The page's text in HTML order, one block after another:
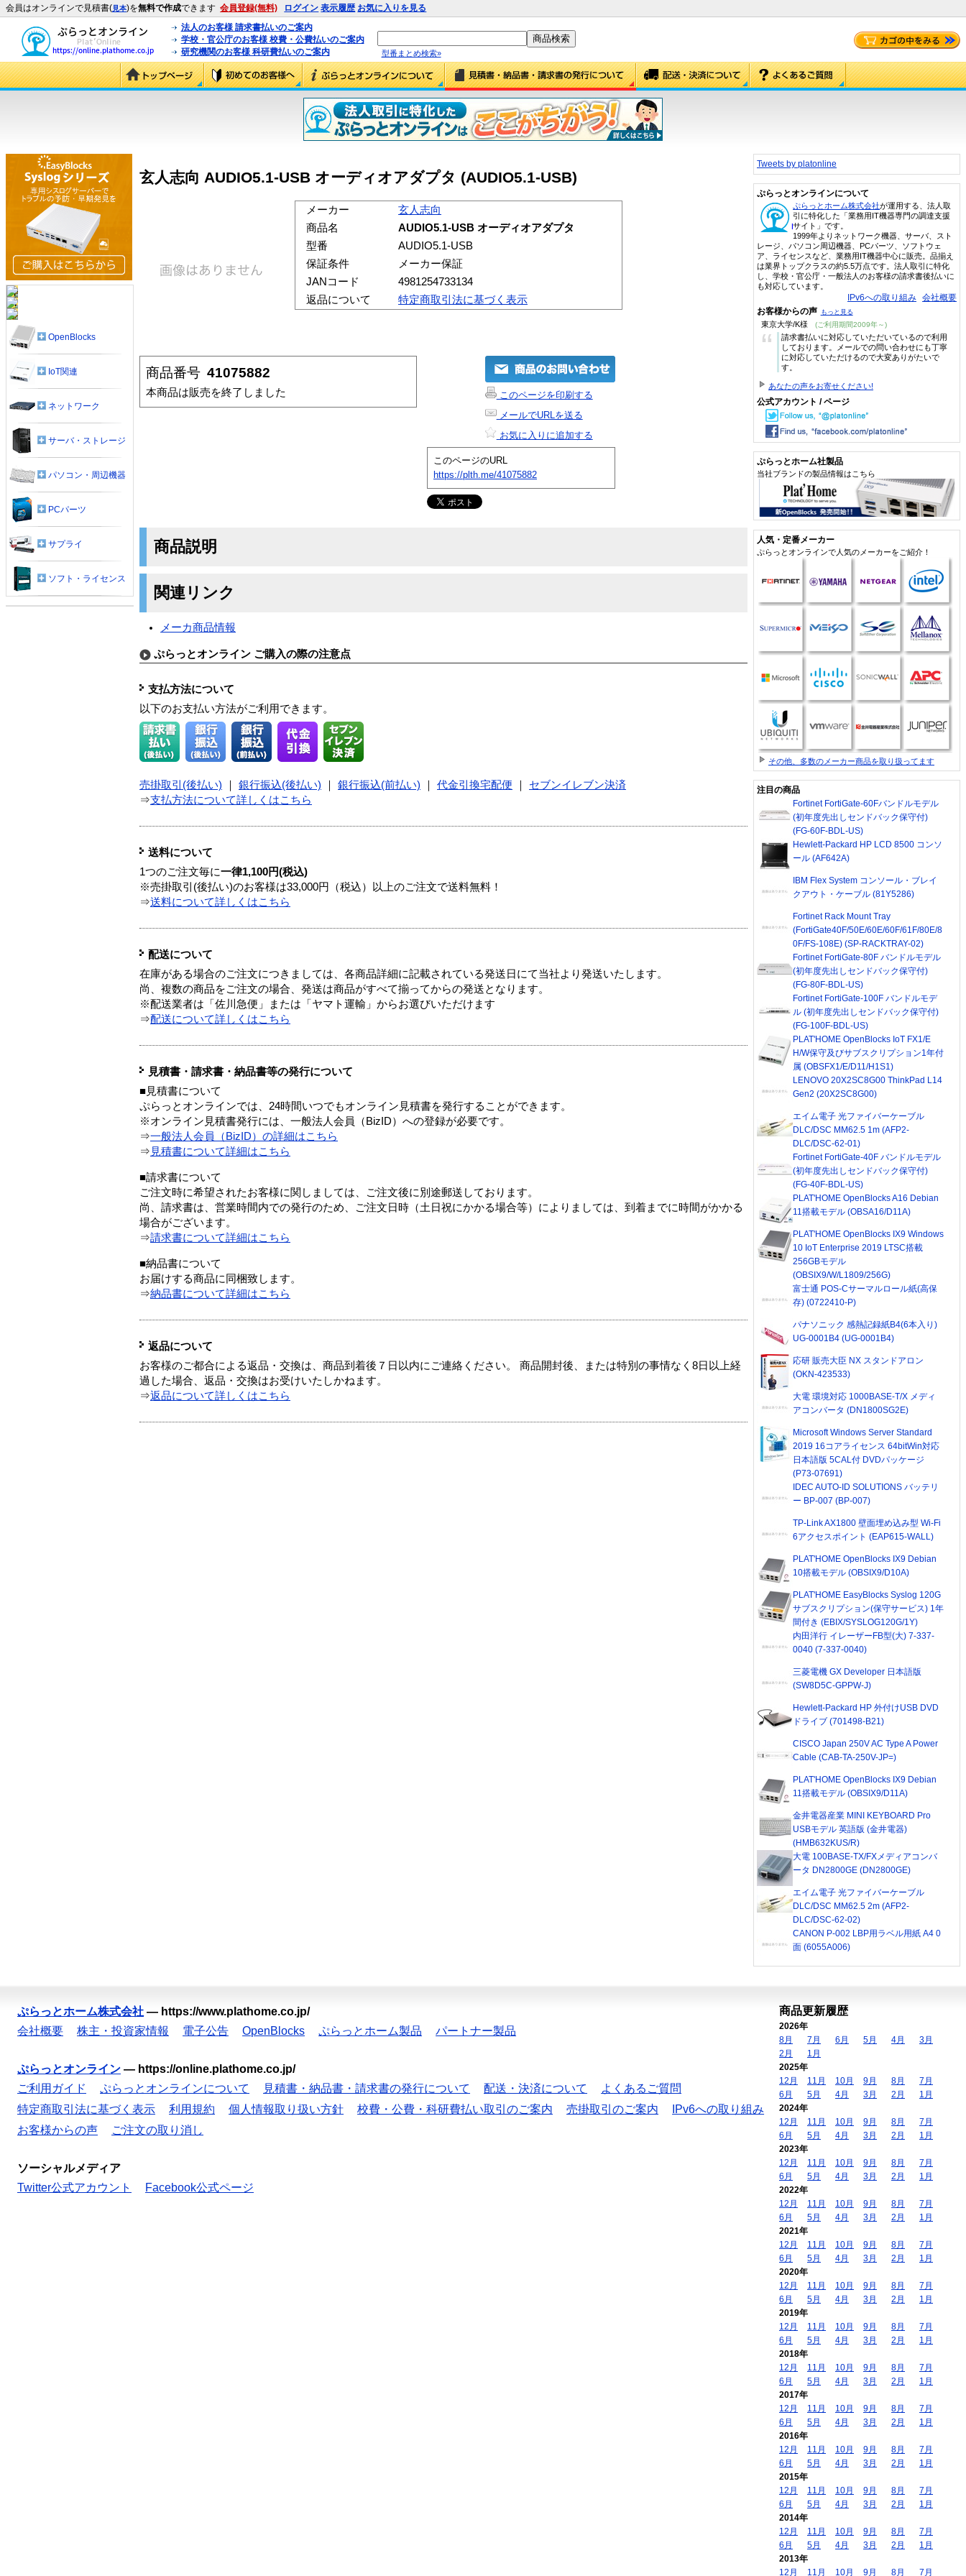
会員はオンラインで見積書(見本)を無料で作成できます 会員登録(無料) ログイン 表示履歴 お気に入りを見る
法人のお客様 請求書払いのご案内
学校・官公庁のお客様 校費・公費払いのご案内
研究機関のお客様 科研費払いのご案内
型番まとめ検索»
玄人志向 AUDIO5.1-USB オーディオアダプタ (AUDIO5.1-USB)
メーカー
玄人志向
商品名
AUDIO5.1-USB オーディオアダプタ
型番
AUDIO5.1-USB
保証条件
メーカー保証
JANコード
4981254733134
返品について
特定商取引法に基づく表示
商品番号 41075882
本商品は販売を終了しました
このページを印刷する
メールでURLを送る
お気に入りに追加する
このページのURL
https://plth.me/41075882
商品説明
関連リンク
メーカ商品情報
ぷらっとオンライン ご購入の際の注意点
支払方法について
以下のお支払い方法がご利用できます。
売掛取引(後払い) 銀行振込(後払い) 銀行振込(前払い) 代金引換宅配便
セブンイレブン決済
⇒支払方法について詳しくはこちら
送料について
1つのご注文毎に一律1,100円(税込)
※売掛取引(後払い)のお客様は33,000円（税込）以上のご注文で送料無料！
⇒送料について詳しくはこちら
配送について
在庫がある場合のご注文につきましては、各商品詳細に記載されている発送日にて当社より発送いたします。
尚、複数の商品をご注文の場合、発送は商品がすべて揃ってからの発送となります。
※配送業者は「佐川急便」または「ヤマト運輸」からお選びいただけます
⇒配送について詳しくはこちら
見積書・請求書・納品書等の発行について
■見積書について
ぷらっとオンラインでは、24時間いつでもオンライン見積書を発行することができます。
※オンライン見積書発行には、一般法人会員（BizID）への登録が必要です。
⇒一般法人会員（BizID）の詳細はこちら
⇒ 見積書について詳細はこちら
■請求書について
ご注文時に希望されたお客様に関しましては、ご注文後に別途郵送しております。
尚、請求書は、営業時間内での発行のため、ご注文日時（土日祝にかかる場合等）によりましては、到着までに時間がかかる
場合がございます。
⇒請求書について詳細はこちら
■納品書について
お届けする商品に同梱致します。
⇒納品書について詳細はこちら
返品について
お客様のご都合による返品・交換は、商品到着後７日以内にご連絡ください。 商品開封後、または特別の事情なく8日以上経
過した場合、返品・交換はお受けいたしかねます。
⇒返品について詳しくはこちら
OpenBlocks
IoT関連
ネットワーク
サーバ・ストレージ
パソコン・周辺機器
PCパーツ
サプライ
ソフト・ライセンス
Tweets by platonline
ぷらっとオンラインについて
ぷらっとホーム株式会社が運用する、法人取
引に特化した「業務用IT機器専門の調達支援
サイト」です。
1999年よりネットワーク機器、サーバ、スト
レージ、パソコン周辺機器、PCパーツ、ソフトウェ
ア、ライセンスなど、業務用IT機器中心に販売。品揃え
は業界トップクラスの約5.5万点です。法人取引に特化
し、学校・官公庁・一般法人のお客様の請求書後払いに
も対応しています。
IPv6への取り組み 会社概要
お客様からの声 もっと見る
東京大学/K様 (ご利用期間2009年～)
“
請求書払いに対応していただいているので利用
しております。メールでの問い合わせにも丁寧
に対応していただけるので大変ありがたいで
す。
あなたの声をお寄せください!
公式アカウント / ページ
ぷらっとホーム社製品
当社ブランドの製品情報はこちら
人気・定番メーカー
ぷらっとオンラインで人気のメーカーをご紹介！
その他、多数のメーカー商品を取り扱ってます
注目の商品
Fortinet FortiGate-60Fバンドルモデル
(初年度先出しセンドバック保守付)
(FG-60F-BDL-US)
Hewlett-Packard HP LCD 8500 コンソ
ール (AF642A)
IBM Flex System コンソール・ブレイ
クアウト・ケーブル (81Y5286)
Fortinet Rack Mount Tray
(FortiGate40F/50E/60E/60F/61F/80E/8
0F/FS-108E) (SP-RACKTRAY-02)
Fortinet FortiGate-80F バンドルモデル
(初年度先出しセンドバック保守付)
(FG-80F-BDL-US)
Fortinet FortiGate-100F バンドルモデ
ル (初年度先出しセンドバック保守付)
(FG-100F-BDL-US)
PLAT'HOME OpenBlocks IoT FX1/E
H/W保守及びサブスクリプション1年付
属 (OBSFX1/E/D11/H1S1)
LENOVO 20X2SC8G00 ThinkPad L14
Gen2 (20X2SC8G00)
エイム電子 光ファイバーケーブル
DLC/DSC MM62.5 1m (AFP2-
DLC/DSC-62-01)
Fortinet FortiGate-40F バンドルモデル
(初年度先出しセンドバック保守付)
(FG-40F-BDL-US)
PLAT'HOME OpenBlocks A16 Debian
11搭載モデル (OBSA16/D11A)
PLAT'HOME OpenBlocks IX9 Windows
10 IoT Enterprise 2019 LTSC搭載
256GBモデル
(OBSIX9/W/L1809/256G)
富士通 POS-Cサーマルロール紙(高保
存) (0722410-P)
パナソニック 感熱記録紙B4(6本入り)
UG-0001B4 (UG-0001B4)
応研 販売大臣 NX スタンドアロン
(OKN-423533)
大電 環境対応 1000BASE-T/X メディ
アコンバータ (DN1800SG2E)
Microsoft Windows Server Standard
2019 16コアライセンス 64bitWin対応
日本語版 5CAL付 DVDパッケージ
(P73-07691)
IDEC AUTO-ID SOLUTIONS バッテリ
ー BP-007 (BP-007)
TP-Link AX1800 壁面埋め込み型 Wi-Fi
6アクセスポイント (EAP615-WALL)
PLAT'HOME OpenBlocks IX9 Debian
10搭載モデル (OBSIX9/D10A)
PLAT'HOME EasyBlocks Syslog 120G
サブスクリプション(保守サービス) 1年
間付き (EBIX/SYSLOG120G/1Y)
内田洋行 イレーザーFB型(大) 7-337-
0040 (7-337-0040)
三菱電機 GX Developer 日本語版
(SW8D5C-GPPW-J)
Hewlett-Packard HP 外付けUSB DVD
ドライブ (701498-B21)
CISCO Japan 250V AC Type A Power
Cable (CAB-TA-250V-JP=)
PLAT'HOME OpenBlocks IX9 Debian
11搭載モデル (OBSIX9/D11A)
金井電器産業 MINI KEYBOARD Pro
USBモデル 英語版 (金井電器)
(HMB632KUS/R)
大電 100BASE-TX/FXメディアコンバ
ータ DN2800GE (DN2800GE)
エイム電子 光ファイバーケーブル
DLC/DSC MM62.5 2m (AFP2-
DLC/DSC-62-02)
CANON P-002 LBP用ラベル用紙 A4 0
面 (6055A006)
ぷらっとホーム株式会社 — https://www.plathome.co.jp/
会社概要
株主・投資家情報 電子公告 OpenBlocks ぷらっとホーム製品 パートナー製品
ぷらっとオンライン — https://online.plathome.co.jp/
ご利用ガイド
ぷらっとオンラインについて 見積書・納品書・請求書の発行について 配送・決済について
よくあるご質問
特定商取引法に基づく表示
利用規約 個人情報取り扱い方針 校費・公費・科研費払い取引のご案内 売掛取引のご案内
IPv6への取り組み
お客様からの声
ご注文の取り消し
ソーシャルメディア
Twitter公式アカウント
Facebook公式ページ
商品更新履歴
2026年
8月
7月 6月 5月 4月
3月
2月
1月
2025年
12月
11月 10月 9月 8月
7月
6月
5月 4月 3月 2月
1月
2024年
12月
11月 10月 9月 8月
7月
6月
5月 4月 3月 2月
1月
2023年
12月
11月 10月 9月 8月
7月
6月
5月 4月 3月 2月
1月
2022年
12月
11月 10月 9月 8月
7月
6月
5月 4月 3月 2月
1月
2021年
12月
11月 10月 9月 8月
7月
6月
5月 4月 3月 2月
1月
2020年
12月
11月 10月 9月 8月
7月
6月
5月 4月 3月 2月
1月
2019年
12月
11月 10月 9月 8月
7月
6月
5月 4月 3月 2月
1月
2018年
12月
11月 10月 9月 8月
7月
6月
5月 4月 3月 2月
1月
2017年
12月
11月 10月 9月 8月
7月
6月
5月 4月 3月 2月
1月
2016年
12月
11月 10月 9月 8月
7月
6月
5月 4月 3月 2月
1月
2015年
12月
11月 10月 9月 8月
7月
6月
5月 4月 3月 2月
1月
2014年
12月
11月 10月 9月 8月
7月
6月
5月 4月 3月 2月
1月
2013年
12月
11月 10月 9月 8月 7月